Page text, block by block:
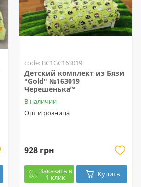
code: BC1GC163019
Детский комплект из Бязи
"Gold" №163019
Черешенька™
В наличии
Опт и розница
928 грн
Заказать в
1 клик Купить